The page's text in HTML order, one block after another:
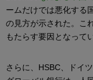
ームだけでは悪化する
の見方が示された。こ
もたらす要因となって
さらに、HSBC、ドイ